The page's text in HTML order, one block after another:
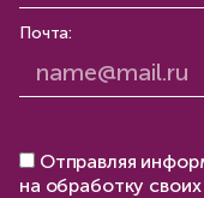
Почта:
Отправляя
на обработку своих